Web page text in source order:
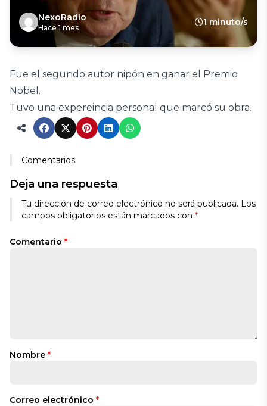
NexoRadio
Hace 1 mes
1 minuto/s
Fue el segundo autor nipón en ganar el Premio
Nobel.
Tuvo una expereincia personal que marcó su obra.
Comentarios
Deja una respuesta
Tu dirección de correo electrónico no será publicada. Los
campos obligatorios están marcados con *
Comentario *
Nombre *
Correo electrónico *